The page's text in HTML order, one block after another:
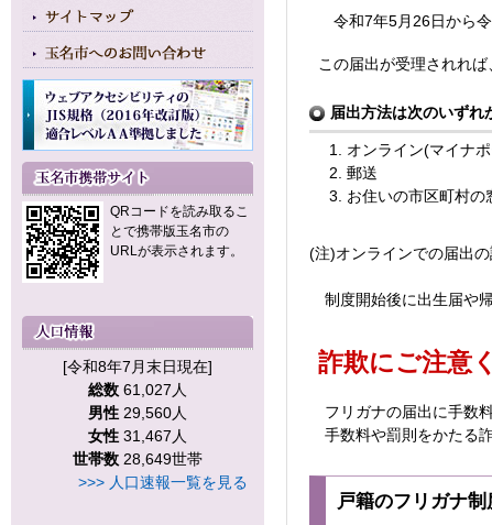
QRコードを読み取るこ
とで携帯版玉名市の
URLが表示されます。
[令和8年7月末日現在]
総数 61,027人
男性 29,560人
女性 31,467人
世帯数 28,649世帯
>>> 人口速報一覧を見る
令和7年5月26日から令
この届出が受理されれ
届出方法は次のいずれ
オンライン(マイナ
郵送
お住いの市区町村の
(注)オンラインでの届出
制度開始後に出生届や
詐欺にご注意
フリガナの届出に手数
手数料や罰則をかたる
戸籍のフリガナ